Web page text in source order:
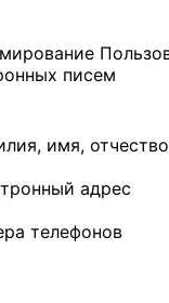
писем
имя, отчество
адрес
телефонов